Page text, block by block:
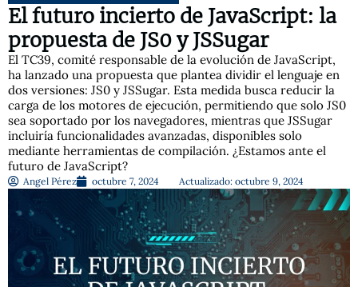
El futuro incierto de JavaScript: la
propuesta de JS0 y JSSugar
El TC39, comité responsable de la evolución de JavaScript,
ha lanzado una propuesta que plantea dividir el lenguaje en
dos versiones: JS0 y JSSugar. Esta medida busca reducir la
carga de los motores de ejecución, permitiendo que solo JS0
sea soportado por los navegadores, mientras que JSSugar
incluiría funcionalidades avanzadas, disponibles solo
mediante herramientas de compilación. ¿Estamos ante el
futuro de JavaScript?
Angel Pérez octubre 7, 2024 Actualizado: octubre 9, 2024